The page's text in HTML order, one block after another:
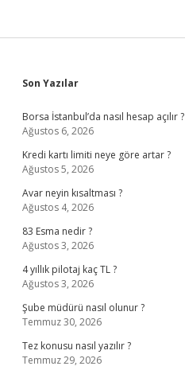
Sidebar
Son Yazılar
Borsa İstanbul’da nasıl hesap açılır ?
Ağustos 6, 2026
Kredi kartı limiti neye göre artar ?
Ağustos 5, 2026
Avar neyin kısaltması ?
Ağustos 4, 2026
83 Esma nedir ?
Ağustos 3, 2026
4 yıllık pilotaj kaç TL ?
Ağustos 3, 2026
Şube müdürü nasıl olunur ?
Temmuz 30, 2026
Tez konusu nasıl yazılır ?
Temmuz 29, 2026